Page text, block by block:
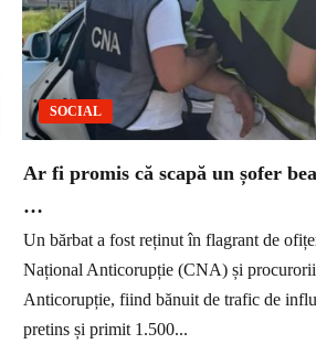
SOCIAL
Ar fi promis că scapă un șofer
…
Un bărbat a fost reținut în flagrant de
Național Anticorupție (CNA) și
Anticorupție, fiind bănuit de trafic de
pretins și primit 1.500...